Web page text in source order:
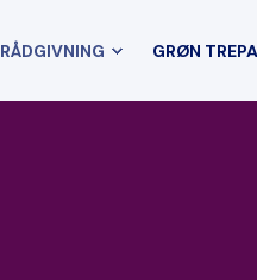
RÅDGIVNING GRØN